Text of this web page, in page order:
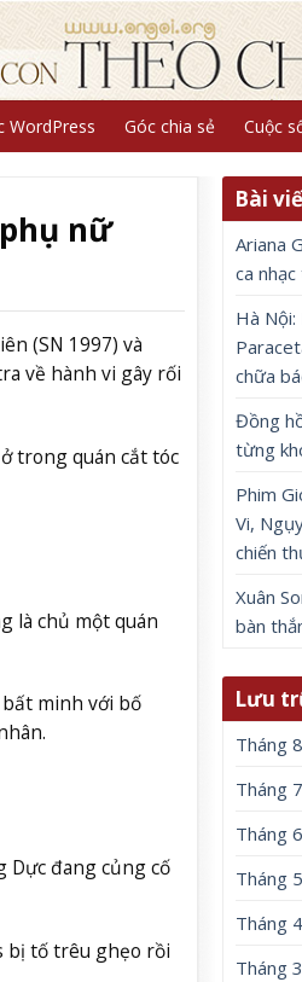
WordPress Góc chia sẻ Cuộc
nữ
(SN 1997) và
về hành vi gây rối
trong quán cắt tóc
là chủ một quán
minh với bố
đang củng cố
bị tố trêu ghẹo rồi
Bài
Ariana
ca
Hà
chữa
Đồng
từng
Phim
Vi,
chiến
Xuân
bàn
Lưu
Tháng
Tháng
Tháng
Tháng
Tháng
Tháng